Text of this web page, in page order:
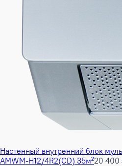
Настенный внутренний блок
AMWM-H12/4R2(CD) 35м²20 400